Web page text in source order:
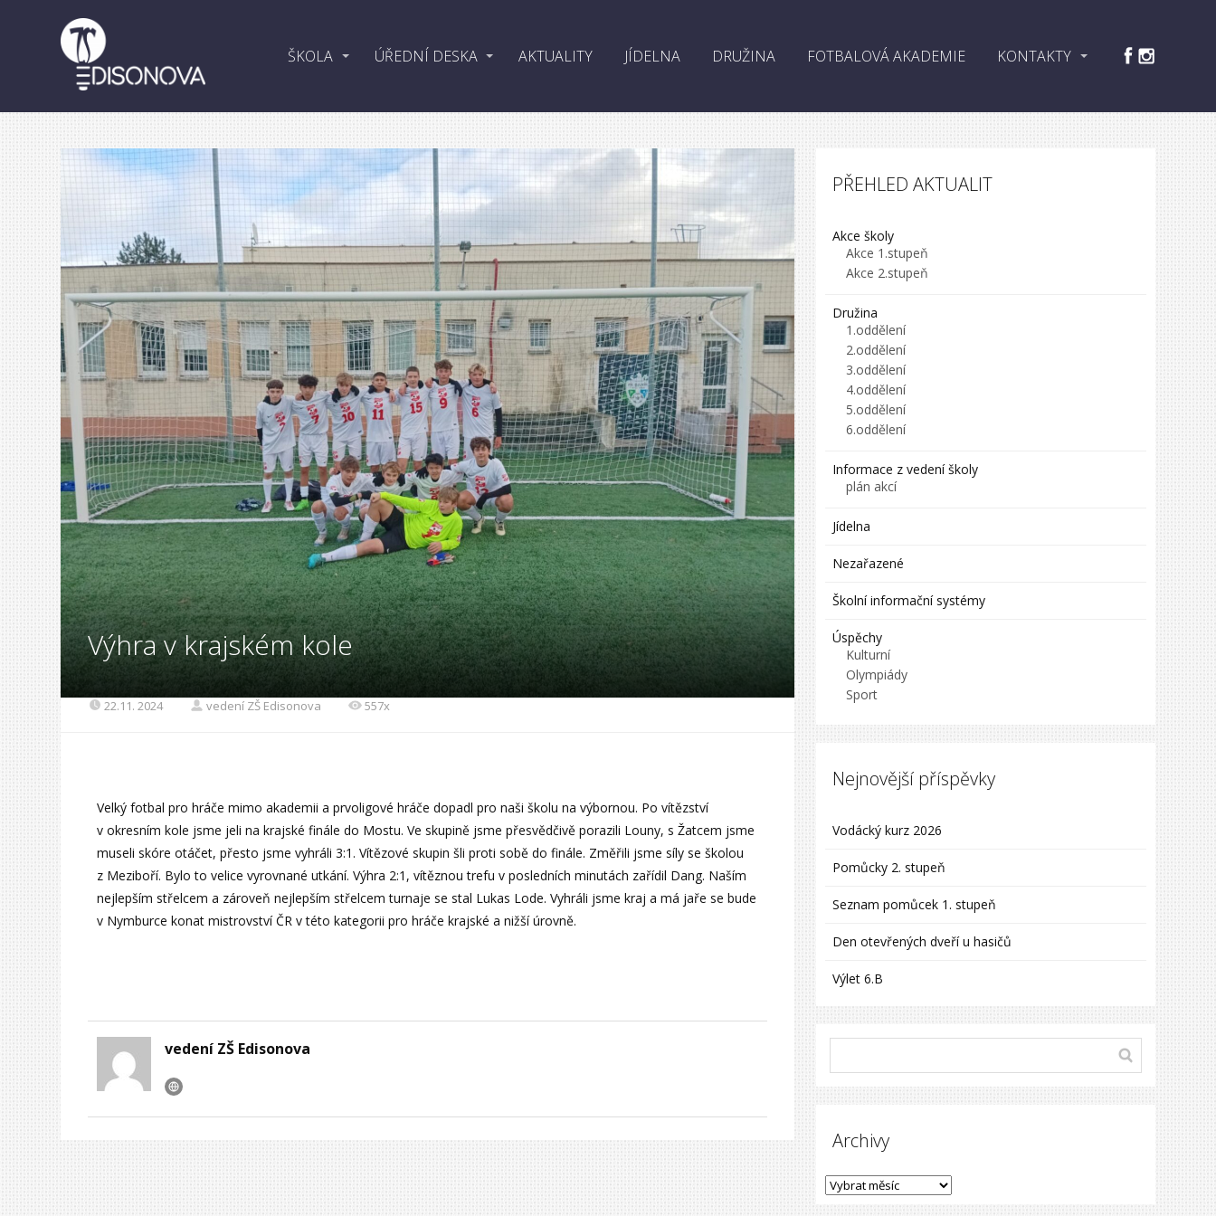
ŠKOLA ÚŘEDNÍ DESKA AKTUALITY JÍDELNA DRUŽINA FOTBALOVÁ AKADEMIE KONTAKTY
Výhra v krajském kole
22.11. 2024 vedení ZŠ Edisonova 557x
Velký fotbal pro hráče mimo akademii a prvoligové hráče dopadl pro naši školu na výbornou. Po vítězství
v okresním kole jsme jeli na krajské finále do Mostu. Ve skupině jsme přesvědčivě porazili Louny, s Žatcem jsme
museli skóre otáčet, přesto jsme vyhráli 3:1. Vítězové skupin šli proti sobě do finále. Změřili jsme síly se školou
z Meziboří. Bylo to velice vyrovnané utkání. Výhra 2:1, vítěznou trefu v posledních minutách zařídil Dang. Naším
nejlepším střelcem a zároveň nejlepším střelcem turnaje se stal Lukas Lode. Vyhráli jsme kraj a má jaře se bude
v Nymburce konat mistrovství ČR v této kategorii pro hráče krajské a nižší úrovně.
vedení ZŠ Edisonova
PŘEHLED AKTUALIT
Akce školy
Akce 1.stupeň
Akce 2.stupeň
Družina
1.oddělení
2.oddělení
3.oddělení
4.oddělení
5.oddělení
6.oddělení
Informace z vedení školy
plán akcí
Jídelna
Nezařazené
Školní informační systémy
Úspěchy
Kulturní
Olympiády
Sport
Nejnovější příspěvky
Vodácký kurz 2026
Pomůcky 2. stupeň
Seznam pomůcek 1. stupeň
Den otevřených dveří u hasičů
Výlet 6.B
Archivy